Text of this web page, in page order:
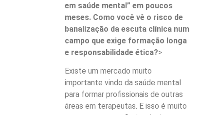
em saúde mental” em poucos
meses. Como você vê o risco de
banalização da escuta clínica num
campo que exige formação longa
e responsabilidade ética?>
Existe um mercado muito
importante vindo da saúde mental
para formar profissionais de outras
áreas em terapeutas. E isso é muito